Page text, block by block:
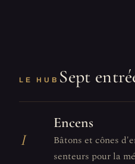
LE HUB Sept
I
Encens
Bâtons et cônes
senteurs pour la